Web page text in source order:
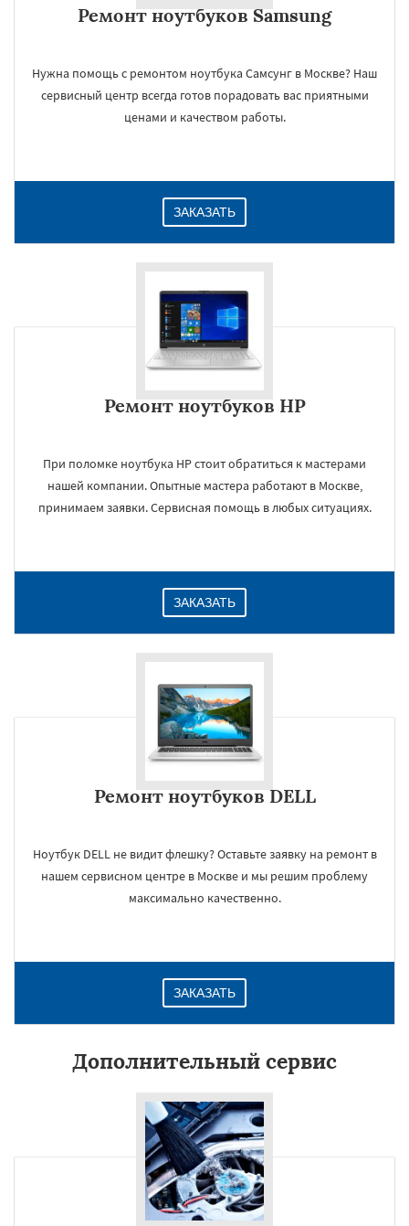
Ремонт ноутбуков Samsung
Нужна помощь с ремонтом ноутбука Самсунг в Москве? Наш
сервисный центр всегда готов порадовать вас приятными
ценами и качеством работы.
ЗАКАЗАТЬ
Ремонт ноутбуков HP
При поломке ноутбука HP стоит обратиться к мастерами
нашей компании. Опытные мастера работают в Москве,
принимаем заявки. Сервисная помощь в любых ситуациях.
ЗАКАЗАТЬ
Ремонт ноутбуков DELL
Ноутбук DELL не видит флешку? Оставьте заявку на ремонт в
нашем сервисном центре в Москве и мы решим проблему
максимально качественно.
ЗАКАЗАТЬ
Дополнительный сервис
×